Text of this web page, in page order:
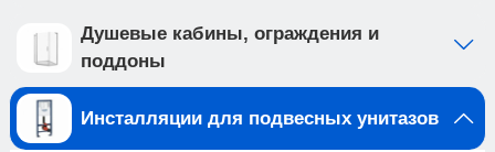
других смывов • чаша с технологией
антивсплеск минимизирует возможность брызг
и обеспечивает комфорт во время
использования • наноглазированное
антибактериальное покрытие унитаза
Душевые кабины, ограждения и
поддоны
Инсталляции для подвесных унитазов